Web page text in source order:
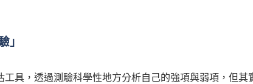
」
具，透過測驗科學性地方分析自己的強項與弱項，但